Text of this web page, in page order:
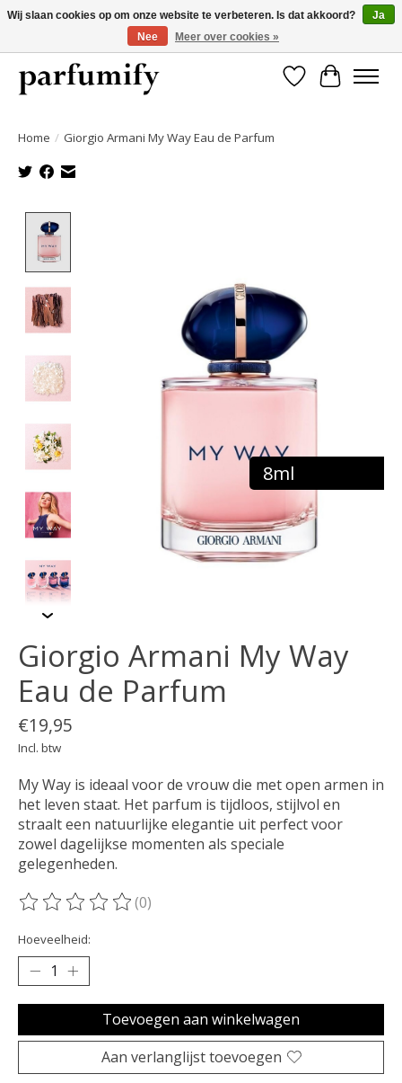
750+ Geuren | Gratis verzending | Maandelijks opzegbaar
Verlanglijst
Home / Giorgio Armani My Way Eau de Parfum
8ml
Giorgio Armani My Way
Eau de Parfum
€19,95
Incl. btw
My Way is ideaal voor de vrouw die met open armen in
het leven staat. Het parfum is tijdloos, stijlvol en
straalt een natuurlijke elegantie uit perfect voor
zowel dagelijkse momenten als speciale
gelegenheden.
De beoordeling van dit product is
(0)
Hoeveelheid:
Toevoegen aan winkelwagen
Aan verlanglijst toevoegen
Wij slaan cookies op om onze website te verbeteren. Is dat akkoord?
Ja
Nee
Meer over cookies »